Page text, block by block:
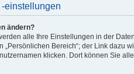
einstellungen
ändern?
alle Ihre Einstellungen in der
„Persönlichen Bereich“; der Link dazu
klicken. Dort können Sie